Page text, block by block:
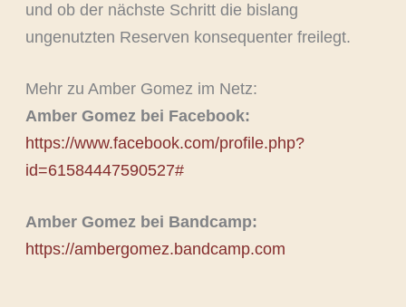
und ob der nächste Schritt die bislang
ungenutzten Reserven konsequenter freilegt.
Mehr zu Amber Gomez im Netz:
Amber Gomez bei Facebook:
https://www.facebook.com/profile.php?
id=61584447590527#
Amber Gomez bei Bandcamp:
https://ambergomez.bandcamp.com